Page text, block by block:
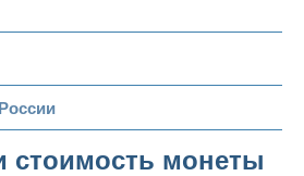
стоимость монеты